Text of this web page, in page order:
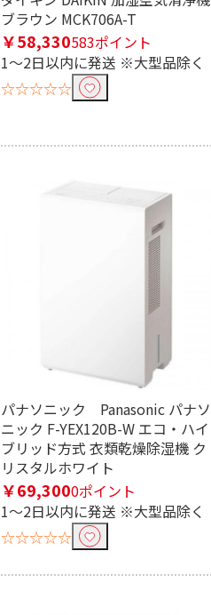
ブラウン MCK706A-T
￥58,330583ポイント
1～2日以内に発送 ※大型品除く
☆☆☆☆☆
パナソニック Panasonic パナソ
ニック F-YEX120B-W エコ・ハイ
ブリッド方式 衣類乾燥除湿機 ク
リスタルホワイト
￥69,3000ポイント
1～2日以内に発送 ※大型品除く
☆☆☆☆☆